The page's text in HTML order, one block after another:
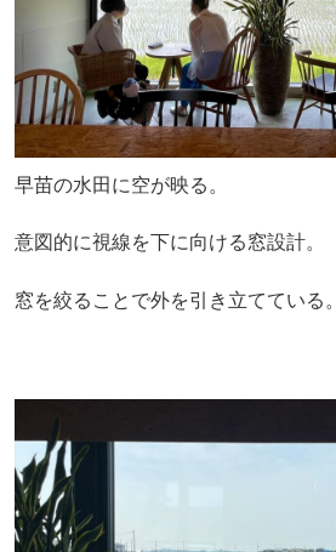
早苗の水田に空が映る。
意図的に視線を下に向ける窓設計。
窓を絞ることで外を引き立てている。